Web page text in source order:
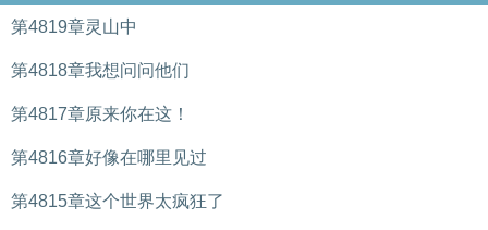
第4819章灵山中
第4818章我想问问他们
第4817章原来你在这！
第4816章好像在哪里见过
第4815章这个世界太疯狂了